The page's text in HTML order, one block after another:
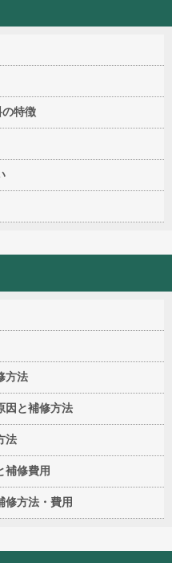
特徴
方法
因と補修方法
法
補修費用
修方法・費用